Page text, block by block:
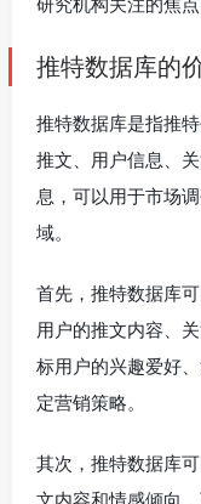
推特数据库的
推特数据库是指推
推文、用户信息、
息，可以用于市场
域。
首先，推特数据库
用户的推文内容、
标用户的兴趣爱好
定营销策略。
其次，推特数据库